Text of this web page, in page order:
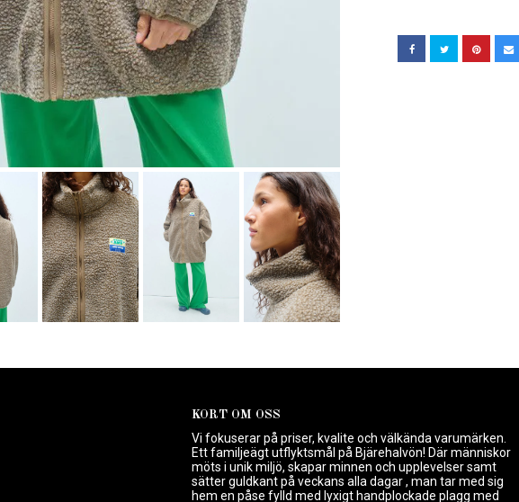
KORT OM OSS
Vi fokuserar på priser, kvalite och välkända varumärken.
Ett familjeägt utflyktsmål på Bjärehalvön! Där människor
möts i unik miljö, skapar minnen och upplevelser samt
sätter guldkant på veckans alla dagar , man tar med sig
hem en påse fylld med lyxigt handplockade plagg med